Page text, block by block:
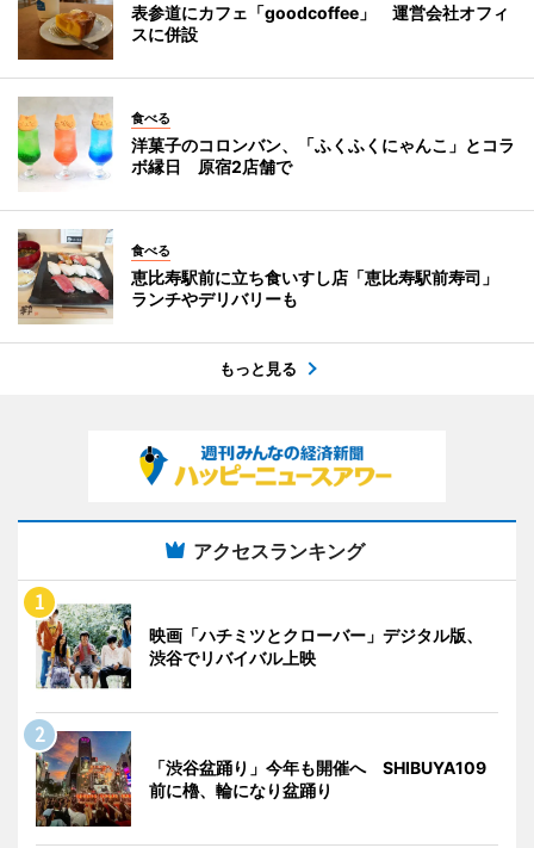
表参道にカフェ「goodcoffee」 運営会社オフィ
スに併設
食べる
洋菓子のコロンバン、「ふくふくにゃんこ」とコラ
ボ縁日 原宿2店舗で
食べる
恵比寿駅前に立ち食いすし店「恵比寿駅前寿司」
ランチやデリバリーも
もっと見る
アクセスランキング
映画「ハチミツとクローバー」デジタル版、
渋谷でリバイバル上映
「渋谷盆踊り」今年も開催へ SHIBUYA109
前に櫓、輪になり盆踊り